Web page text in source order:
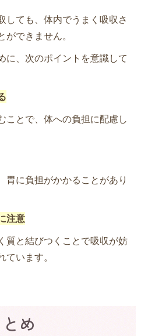
しても、体内でうまく吸収さ
できません。
に、次のポイントを意識して
ことで、体への負担に配慮し
胃に負担がかかることがあり
注意
質と結びつくことで吸収が妨
います。
め